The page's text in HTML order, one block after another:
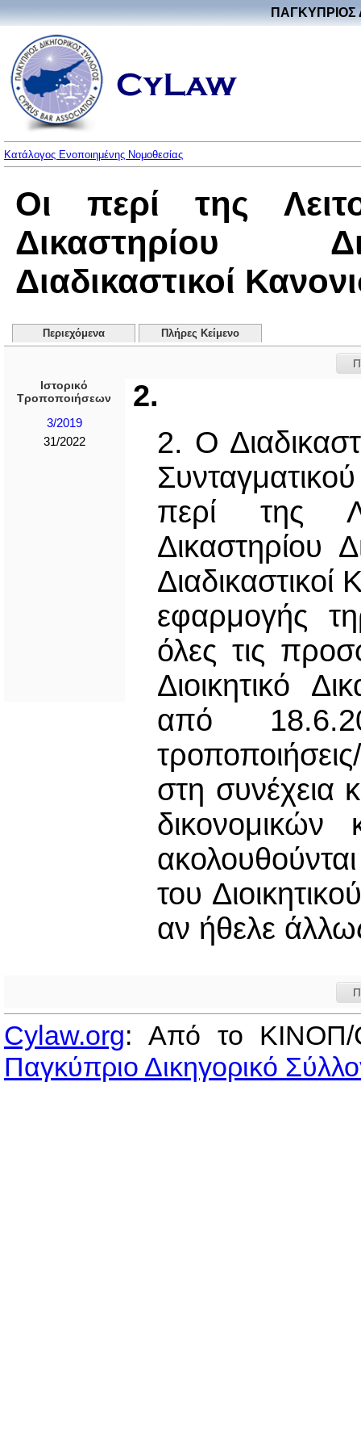
ΠΑΓΚΥΠΡΙΟΣ
Κατάλογος Ενοποιημένης Νομοθεσίας
Οι περί της
Δικαστηρίου
Διαδικαστικοί
Περιεχόμενα Πλήρες Κείμενο
Ιστορικό
Τροποποιήσεων
3/2019
31/2022
2.
2. Ο
περί της
Δικαστηρίου
εφαρμογής
όλες τις
Διοικητικό
από
στη συνέχεια
του
αν ήθελε
Cylaw.org: Από το
Παγκύπριο Δικηγορικό